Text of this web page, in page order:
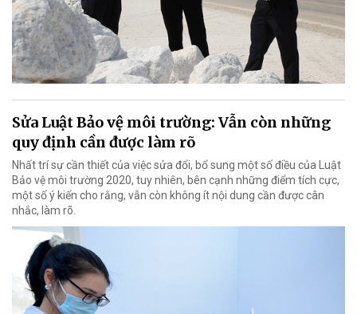
Sửa Luật Bảo vệ môi trường: Vẫn còn những
quy định cần được làm rõ
Nhất trí sự cần thiết của việc sửa đổi, bổ sung một số điều của Luật
Bảo vệ môi trường 2020, tuy nhiên, bên cạnh những điểm tích cực,
một số ý kiến cho rằng, vẫn còn không ít nội dung cần được cân
nhắc, làm rõ.